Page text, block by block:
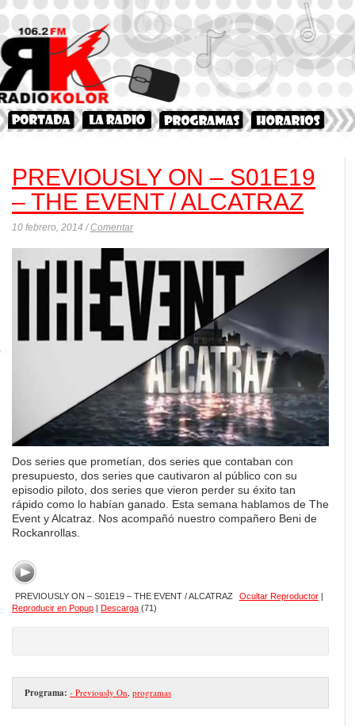
PREVIOUSLY ON – S01E19
– THE EVENT / ALCATRAZ
10 febrero, 2014 /Comentar
Dos series que prometían, dos series que contaban con
presupuesto, dos series que cautivaron al público con su
episodio piloto, dos series que vieron perder su éxito tan
rápido como lo habían ganado. Esta semana hablamos de The
Event y Alcatraz. Nos acompañó nuestro compañero Beni de
Rockanrollas.
PREVIOUSLY ON – S01E19 – THE EVENT / ALCATRAZ Ocultar Reproductor|
Reproducir en Popup | Descarga (71)
Programa: - Previously On programas